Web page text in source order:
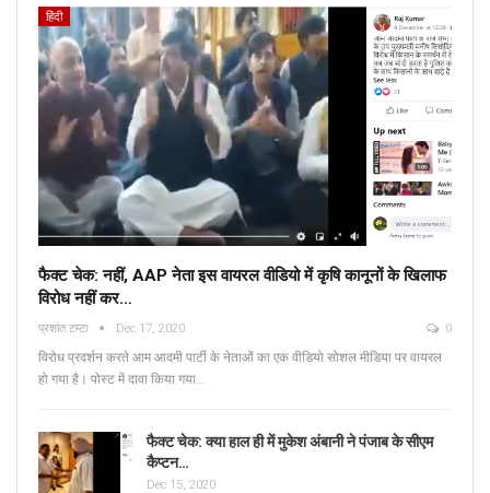
हिंदी
फैक्ट चेक: नहीं, AAP नेता इस वायरल वीडियो में कृषि कानूनों के खिलाफ
विरोध नहीं कर…
प्रशांत टम्टा Dec 17, 2020 0
विरोध प्रदर्शन करते आम आदमी पार्टी के नेताओं का एक वीडियो सोशल मीडिया पर वायरल
हो गया है। पोस्ट में दावा किया गया…
फैक्ट चेक: क्या हाल ही में मुकेश अंबानी ने पंजाब के सीएम
कैप्टन…
Dec 15, 2020